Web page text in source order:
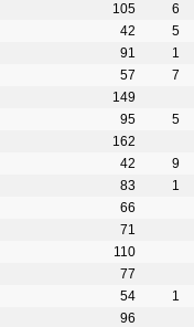
105
6
42
5
91
1
57
7
149
95
5
162
42
9
83
1
66
71
110
77
54
1
96